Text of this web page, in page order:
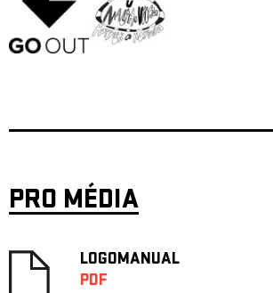
PRO MÉDIA
LOGOMANUAL
PDF